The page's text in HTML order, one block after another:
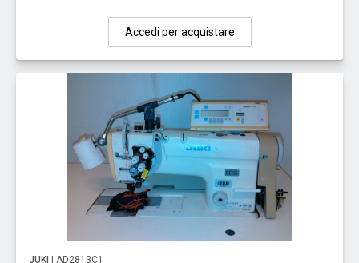
Accedi per acquistare
JUKI | AD2813C1